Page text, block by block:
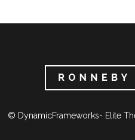
© DynamicFrameworks- Elite